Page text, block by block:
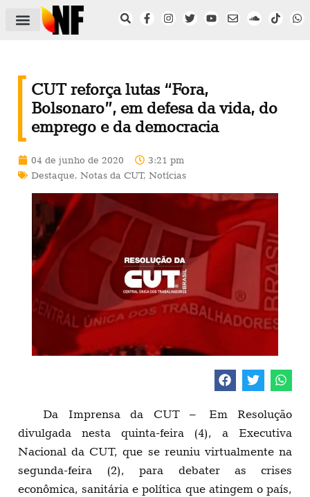
CUT reforça lutas “Fora,
Bolsonaro”, em defesa da vida, do
emprego e da democracia
04 de junho de 2020
3:21 pm
Destaque, Notas da CUT, Notícias
Da Imprensa da CUT – Em Resolução
divulgada nesta quinta-feira (4), a Executiva
Nacional da CUT, que se reuniu virtualmente na
segunda-feira (2), para debater as crises
econômica, sanitária e política que atingem o país,